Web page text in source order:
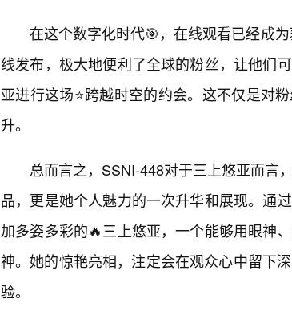
在这个数字化时代🎯，在线观看已经成
线发布，极大地便利了全球的粉丝，让他们
亚进行这场⭐跨越时空的约会。这不仅是对
升。
总而言之，SSNI-448对于三上悠亚而言
品，更是她个人魅力的一次升华和展现。通
加多姿多彩的🔥三上悠亚，一个能够用眼神
神。她的惊艳亮相，注定会在观众心中留下
验。